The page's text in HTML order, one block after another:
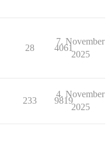
28 4061
7. November
2025
233 9819
4. November
2025